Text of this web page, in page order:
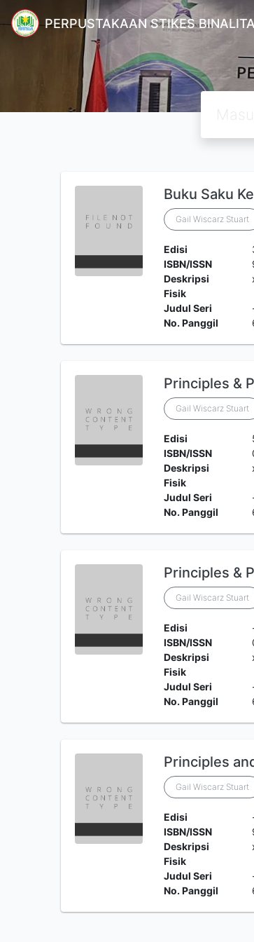
PERPUSTAKAAN STIKES
Buku Saku
Gail Wiscarz Stuart
Edisi
ISBN/ISSN
Deskripsi
Fisik
Judul Seri
No. Panggil
Principles &
Gail Wiscarz Stuart
Edisi
ISBN/ISSN
Deskripsi
Fisik
Judul Seri
No. Panggil
Principles &
Gail Wiscarz Stuart
Edisi
ISBN/ISSN
Deskripsi
Fisik
Judul Seri
No. Panggil
Principles
Gail Wiscarz Stuart
Edisi
ISBN/ISSN
Deskripsi
Fisik
Judul Seri
No. Panggil